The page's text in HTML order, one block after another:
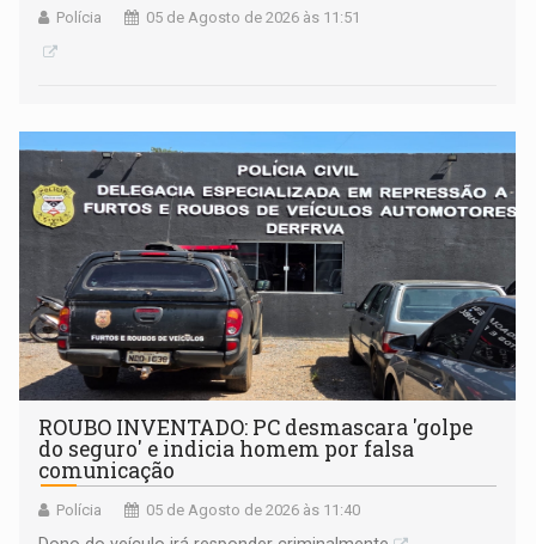
Polícia 05 de Agosto de 2026 às 11:51
ROUBO INVENTADO: PC desmascara 'golpe
do seguro' e indicia homem por falsa
comunicação
Polícia 05 de Agosto de 2026 às 11:40